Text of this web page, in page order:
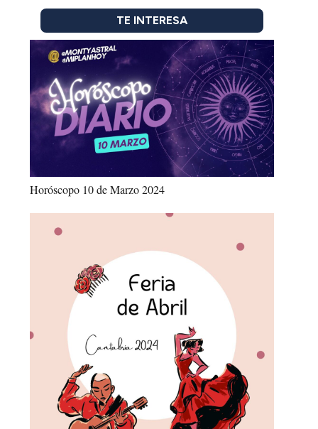
TE INTERESA
Horóscopo 10 de Marzo 2024